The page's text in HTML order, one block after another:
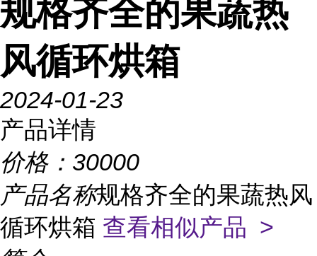
规格齐全的果蔬热
风循环烘箱
2024-01-23
产品详情
价格： 30000
产品名称规格齐全的果蔬热风
循环烘箱 查看相似产品 >